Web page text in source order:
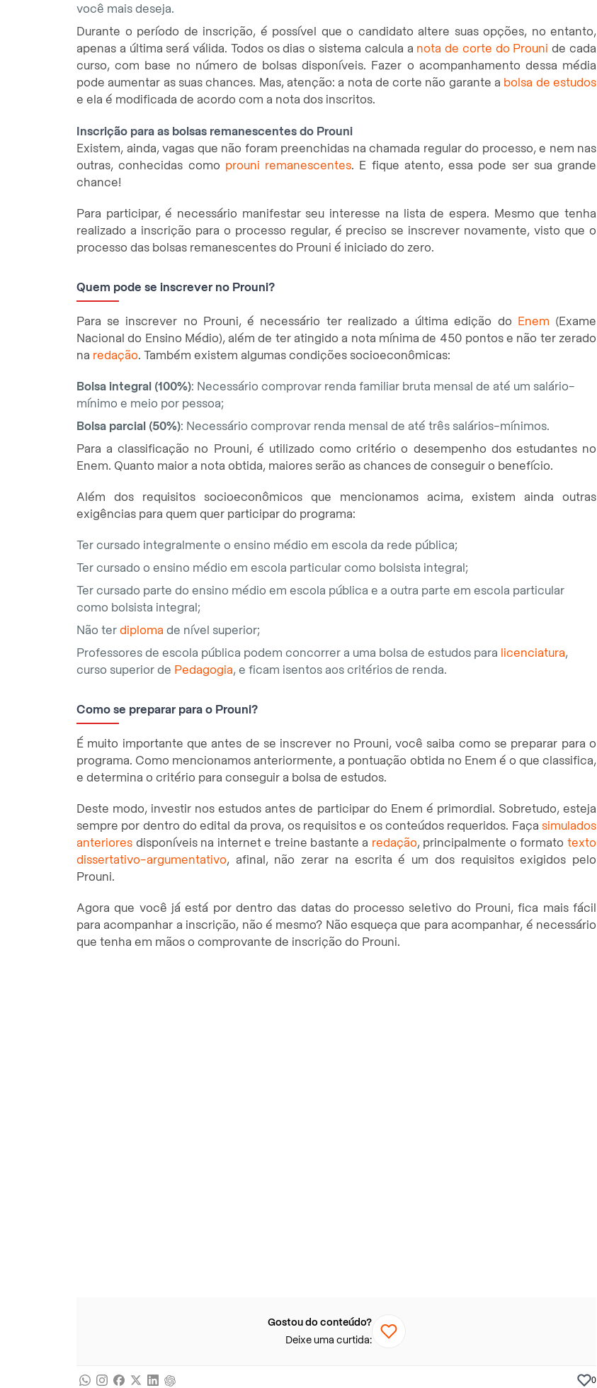
você mais deseja.
Durante o período de inscrição, é possível que o candidato altere suas opções, no entanto,
apenas a última será válida. Todos os dias o sistema calcula a nota de corte do Prouni de cada
curso, com base no número de bolsas disponíveis. Fazer o acompanhamento dessa média
pode aumentar as suas chances. Mas, atenção: a nota de corte não garante a bolsa de estudos
e ela é modificada de acordo com a nota dos inscritos.
Inscrição para as bolsas remanescentes do Prouni
Existem, ainda, vagas que não foram preenchidas na chamada regular do processo, e nem nas
outras, conhecidas como prouni remanescentes. E fique atento, essa pode ser sua grande
chance!
Para participar, é necessário manifestar seu interesse na lista de espera. Mesmo que tenha
realizado a inscrição para o processo regular, é preciso se inscrever novamente, visto que o
processo das bolsas remanescentes do Prouni é iniciado do zero.
Quem pode se inscrever no Prouni?
Para se inscrever no Prouni, é necessário ter realizado a última edição do Enem (Exame
Nacional do Ensino Médio), além de ter atingido a nota mínima de 450 pontos e não ter zerado
na redação. Também existem algumas condições socioeconômicas:
Bolsa integral (100%): Necessário comprovar renda familiar bruta mensal de até um salário-
mínimo e meio por pessoa;
Bolsa parcial (50%): Necessário comprovar renda mensal de até três salários-mínimos.
Para a classificação no Prouni, é utilizado como critério o desempenho dos estudantes no
Enem. Quanto maior a nota obtida, maiores serão as chances de conseguir o benefício.
Além dos requisitos socioeconômicos que mencionamos acima, existem ainda outras
exigências para quem quer participar do programa:
Ter cursado integralmente o ensino médio em escola da rede pública;
Ter cursado o ensino médio em escola particular como bolsista integral;
Ter cursado parte do ensino médio em escola pública e a outra parte em escola particular
como bolsista integral;
Não ter diploma de nível superior;
Professores de escola pública podem concorrer a uma bolsa de estudos para licenciatura,
curso superior de Pedagogia, e ficam isentos aos critérios de renda.
Como se preparar para o Prouni?
É muito importante que antes de se inscrever no Prouni, você saiba como se preparar para o
programa. Como mencionamos anteriormente, a pontuação obtida no Enem é o que classifica,
e determina o critério para conseguir a bolsa de estudos.
Deste modo, investir nos estudos antes de participar do Enem é primordial. Sobretudo, esteja
sempre por dentro do edital da prova, os requisitos e os conteúdos requeridos. Faça simulados
anteriores disponíveis na internet e treine bastante a redação, principalmente o formatotexto
dissertativo-argumentativo, afinal, não zerar na escrita é um dos requisitos exigidos pelo
Prouni.
Agora que você já está por dentro das datas do processo seletivo do Prouni, fica mais fácil
para acompanhar a inscrição, não é mesmo? Não esqueça que para acompanhar, é necessário
que tenha em mãos o comprovante de inscrição do Prouni.
Gostou do conteúdo?
Deixe uma curtida:
0